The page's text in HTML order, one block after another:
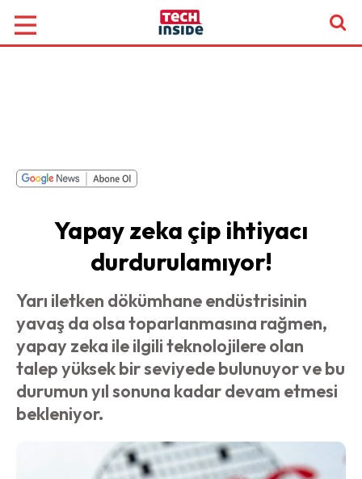
Yapay zeka çip ihtiyacı
durdurulamıyor!
Yarı iletken dökümhane endüstrisinin
yavaş da olsa toparlanmasına rağmen,
yapay zeka ile ilgili teknolojilere olan
talep yüksek bir seviyede bulunuyor ve bu
durumun yıl sonuna kadar devam etmesi
bekleniyor.